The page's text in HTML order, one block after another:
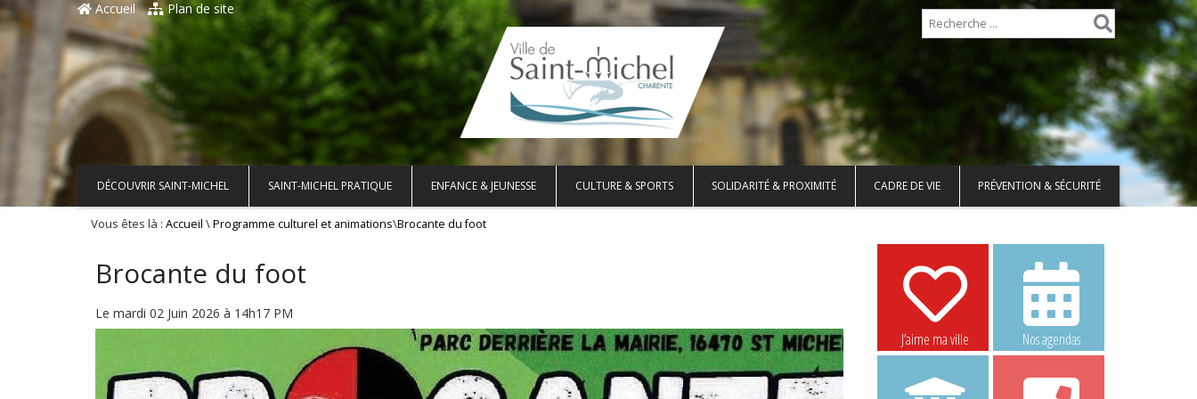
Accueil Plan de site
DÉCOUVRIR SAINT-MICHEL SAINT-MICHEL PRATIQUE ENFANCE & JEUNESSE CULTURE & SPORTS SOLIDARITÉ & PROXIMITÉ CADRE DE VIE PRÉVENTION & SÉCURITÉ
Vous êtes là : Accueil \Programme culturel et animations\Brocante du foot
Brocante du foot
Le mardi 02 Juin 2026 à 14h17 PM
J’aime ma ville Nos agendas